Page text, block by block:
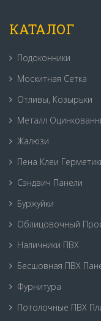
КАТАЛОГ
Подоконники
Москитная Сетка
Отливы, Козырьки
Металл
Жалюзи
Пена Клеи
Сэндвич Панели
Буржуйки
Облицовочный
Наличники ПВХ
Бесшовная ПВХ
Фурнитура
Потолочные ПВХ